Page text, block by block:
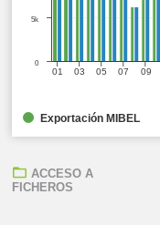
01 03 05 07 09
0
5k
Exportación MIBEL
ACCESO A
FICHEROS